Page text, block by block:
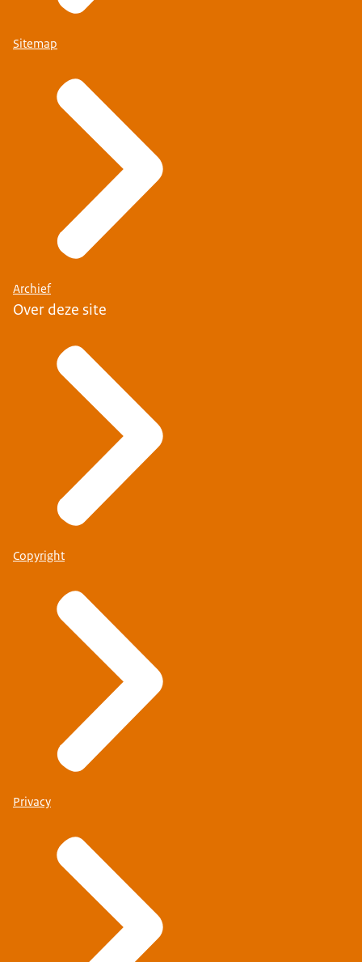
Sitemap
Archief
Over deze site
Copyright
Privacy